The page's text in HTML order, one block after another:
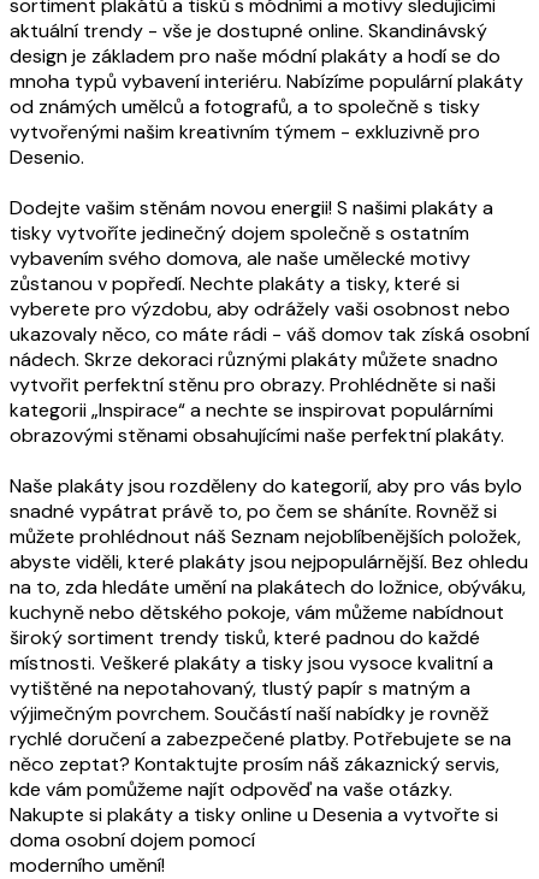
aktuální trendy - vše je dostupné online. Skandinávský
design je základem pro naše módní plakáty a hodí se do
mnoha typů vybavení interiéru. Nabízíme populární plakáty
od známých umělců a fotografů, a to společně s tisky
vytvořenými našim kreativním týmem - exkluzivně pro
Desenio.
Dodejte vašim stěnám novou energii! S našimi plakáty a
tisky vytvoříte jedinečný dojem společně s ostatním
vybavením svého domova, ale naše umělecké motivy
zůstanou v popředí. Nechte plakáty a tisky, které si
vyberete pro výzdobu, aby odrážely vaši osobnost nebo
ukazovaly něco, co máte rádi - váš domov tak získá osobní
nádech. Skrze dekoraci různými plakáty můžete snadno
vytvořit perfektní stěnu pro obrazy. Prohlédněte si naši
kategorii „Inspirace“ a nechte se inspirovat populárními
obrazovými stěnami obsahujícími naše perfektní plakáty.
Naše plakáty jsou rozděleny do kategorií, aby pro vás bylo
snadné vypátrat právě to, po čem se sháníte. Rovněž si
můžete prohlédnout náš Seznam nejoblíbenějších položek,
abyste viděli, které plakáty jsou nejpopulárnější. Bez ohledu
na to, zda hledáte umění na plakátech do ložnice, obýváku,
kuchyně nebo dětského pokoje, vám můžeme nabídnout
široký sortiment trendy tisků, které padnou do každé
místnosti. Veškeré plakáty a tisky jsou vysoce kvalitní a
vytištěné na nepotahovaný, tlustý papír s matným a
výjimečným povrchem. Součástí naší nabídky je rovněž
rychlé doručení a zabezpečené platby. Potřebujete se na
něco zeptat? Kontaktujte prosím náš zákaznický servis,
kde vám pomůžeme najít odpověď na vaše otázky.
Nakupte si plakáty a tisky online u Desenia a vytvořte si
doma osobní dojem pomocí
moderního umění!